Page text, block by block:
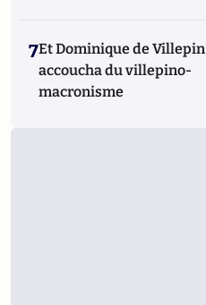
7Et Dominique de Villepin
accoucha du villepino-
macronisme